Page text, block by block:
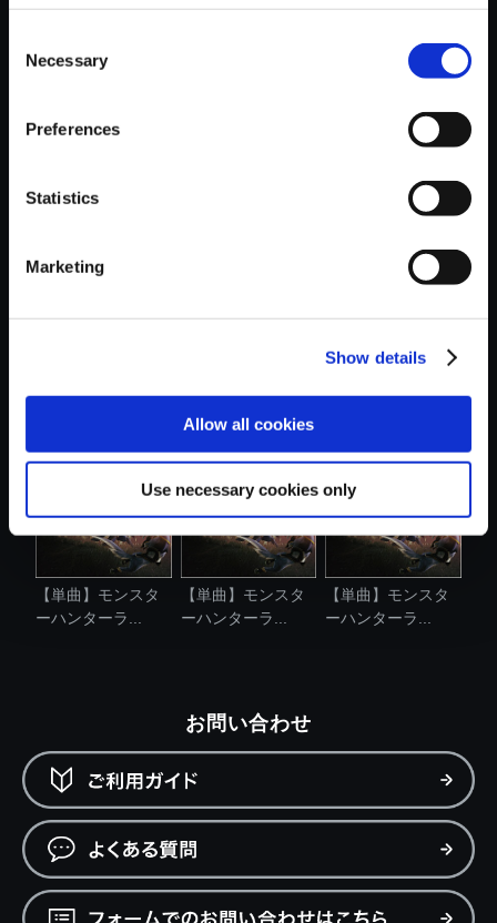
Selection
Necessary
Preferences
Statistics
Marketing
Show details
Allow all cookies
Use necessary cookies only
おすすめ商品
ーハンターラ...
ーハンターラ...
ーハンターラ...
【単曲】モンスタ
ーハンターラ...
【単曲】モンスタ
ーハンターラ...
【単曲】モンスタ
ーハンターラ...
お問い合わせ